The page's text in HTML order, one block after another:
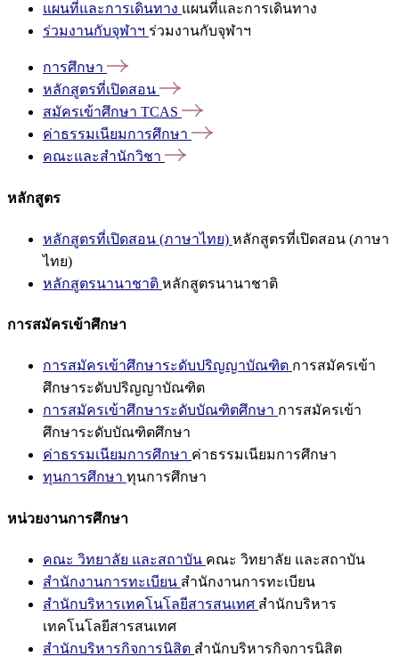
แผนที่และการเดินทาง แผนที่และการเดินทาง
ร่วมงานกับจุฬาฯ ร่วมงานกับจุฬาฯ
การศึกษา
หลักสูตรที่เปิดสอน
สมัครเข้าศึกษา TCAS
ค่าธรรมเนียมการศึกษา
คณะและสำนักวิชา
หลักสูตร
หลักสูตรที่เปิดสอน (ภาษาไทย) หลักสูตรที่เปิดสอน (ภาษา
ไทย)
หลักสูตรนานาชาติ หลักสูตรนานาชาติ
การสมัครเข้าศึกษา
การสมัครเข้าศึกษาระดับปริญญาบัณฑิต การสมัครเข้า
ศึกษาระดับปริญญาบัณฑิต
การสมัครเข้าศึกษาระดับบัณฑิตศึกษา การสมัครเข้า
ศึกษาระดับบัณฑิตศึกษา
ค่าธรรมเนียมการศึกษา ค่าธรรมเนียมการศึกษา
ทุนการศึกษา ทุนการศึกษา
หน่วยงานการศึกษา
คณะ วิทยาลัย และสถาบัน คณะ วิทยาลัย และสถาบัน
สำนักงานการทะเบียน สำนักงานการทะเบียน
สำนักบริหารเทคโนโลยีสารสนเทศ สำนักบริหาร
เทคโนโลยีสารสนเทศ
สำนักบริหารกิจการนิสิต สำนักบริหารกิจการนิสิต